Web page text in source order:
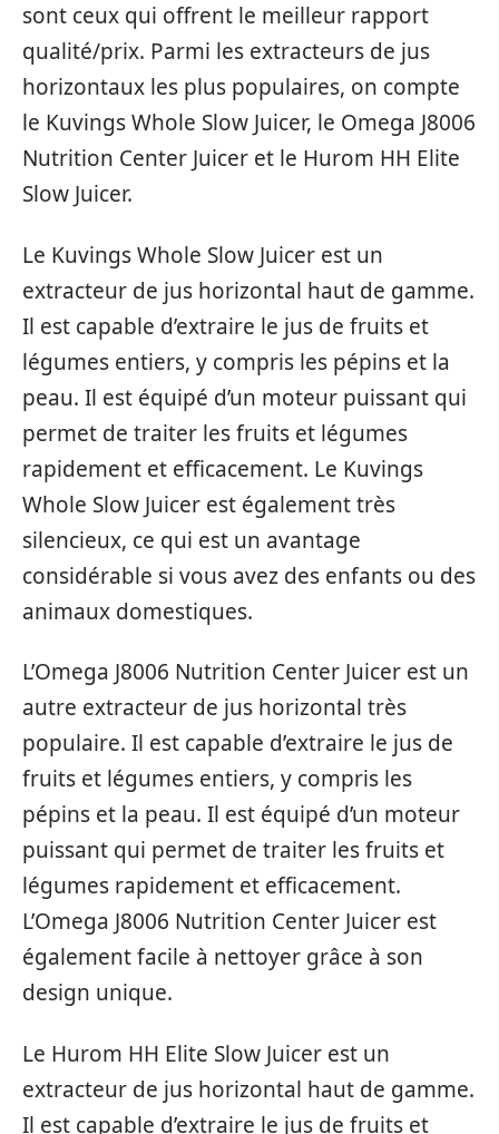
sont ceux qui offrent le meilleur rapport
qualité/prix. Parmi les extracteurs de jus
horizontaux les plus populaires, on compte
le Kuvings Whole Slow Juicer, le Omega J8006
Nutrition Center Juicer et le Hurom HH Elite
Slow Juicer.
Le Kuvings Whole Slow Juicer est un
extracteur de jus horizontal haut de gamme.
Il est capable d’extraire le jus de fruits et
légumes entiers, y compris les pépins et la
peau. Il est équipé d’un moteur puissant qui
permet de traiter les fruits et légumes
rapidement et efficacement. Le Kuvings
Whole Slow Juicer est également très
silencieux, ce qui est un avantage
considérable si vous avez des enfants ou des
animaux domestiques.
L’Omega J8006 Nutrition Center Juicer est un
autre extracteur de jus horizontal très
populaire. Il est capable d’extraire le jus de
fruits et légumes entiers, y compris les
pépins et la peau. Il est équipé d’un moteur
puissant qui permet de traiter les fruits et
légumes rapidement et efficacement.
L’Omega J8006 Nutrition Center Juicer est
également facile à nettoyer grâce à son
design unique.
Le Hurom HH Elite Slow Juicer est un
extracteur de jus horizontal haut de gamme.
Il est capable d’extraire le jus de fruits et